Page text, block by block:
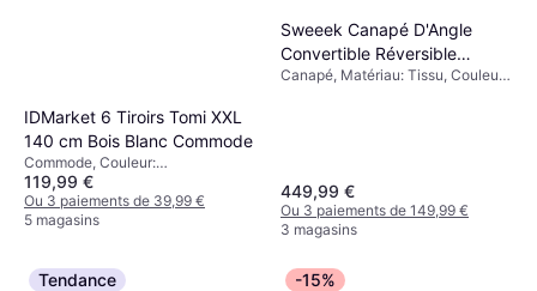
IDMarket 6 Tiroirs Tomi XXL
140 cm Bois Blanc Commode
Commode, Couleur:
Blanc,Solutions de Stockage:
Tiroirs Coulissants
119,99 €
Ou 3 paiements de 39,99 €
5 magasins
Sweeek Canapé D'Angle
Convertible Réversible
Velours Côtelé Crème
Canapé, Matériau: Tissu, Couleur:
449,99 €
Ou 3 paiements de 149,99 €
3 magasins
Tendance -15%